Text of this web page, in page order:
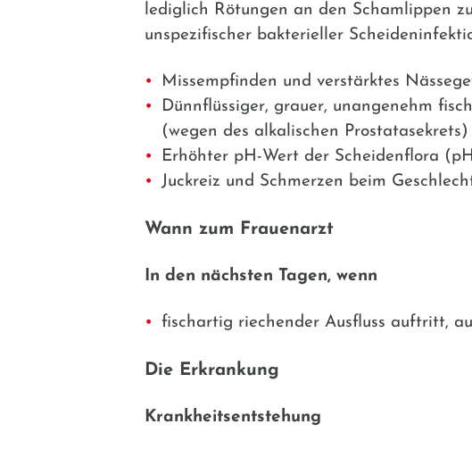
lediglich Rötungen an den Schamlippen
unspezifischer bakterieller
Missempfinden und verstärktes
Dünnflüssiger, grauer, unangenehm
(wegen des alkalischen
Erhöhter pH-Wert der Scheidenflora
Juckreiz und Schmerzen beim
Wann zum Frauenarzt
In den nächsten Tagen, wenn
fischartig riechender Ausfluss auftritt,
Die Erkrankung
Krankheitsentstehung